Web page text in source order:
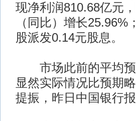
现净利润810.68亿元
（同比）增长25.96%
股派发0.14元股息。
市场此前的平均预
显然实际情况比预期
提振，昨日中国银行